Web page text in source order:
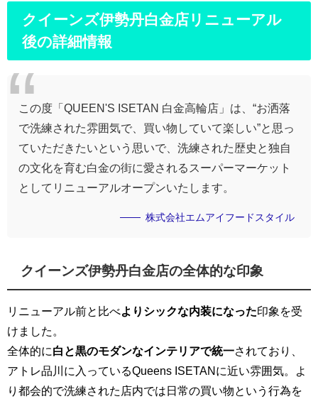
クイーンズ伊勢丹白金店リニューアル
後の詳細情報
この度「QUEEN'S ISETAN 白金高輪店」は、“お洒落
で洗練された雰囲気で、買い物していて楽しい”と思っ
ていただきたいという思いで、洗練された歴史と独自
の文化を育む白金の街に愛されるスーパーマーケット
としてリニューアルオープンいたします。
株式会社エムアイフードスタイル
クイーンズ伊勢丹白金店の全体的な印象
リニューアル前と比べよりシックな内装になった印象を受
けました。
全体的に白と黒のモダンなインテリアで統一されており、
アトレ品川に入っているQueens ISETANに近い雰囲気。よ
り都会的で洗練された店内では日常の買い物という行為を